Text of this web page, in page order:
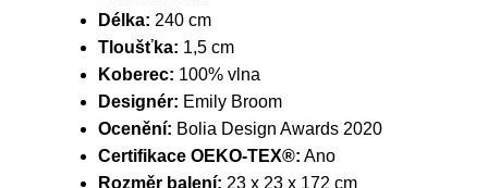
Délka: 240 cm
Tloušťka: 1,5 cm
Koberec: 100% vlna
Designér: Emily Broom
Ocenění: Bolia Design Awards 2020
Certifikace OEKO-TEX®: Ano
Rozměr balení: 23 x 23 x 172 cm